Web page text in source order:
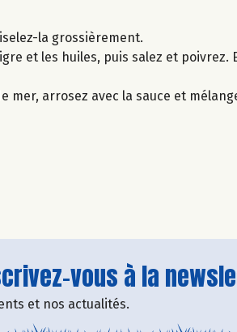
la grossièrement.
et les huiles, puis salez et poivrez.
mer, arrosez avec la sauce et
vous à la
et nos actualités.